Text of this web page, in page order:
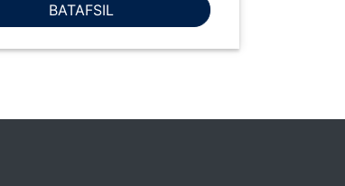
BATAFSIL